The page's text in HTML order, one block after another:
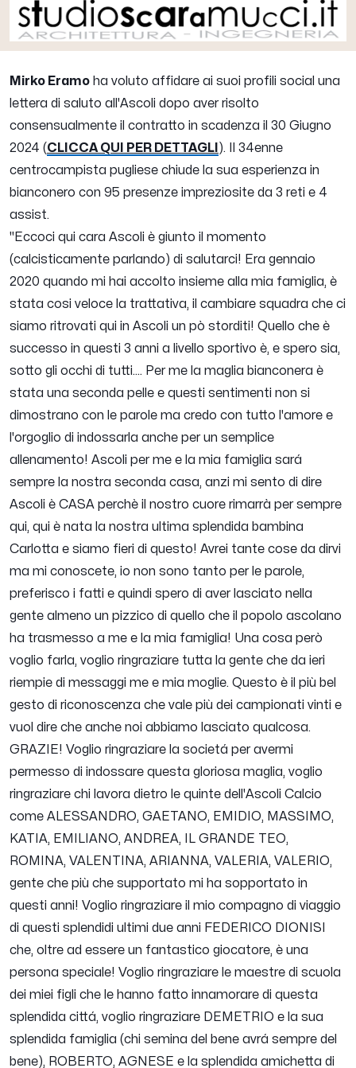
Mirko Eramo ha voluto affidare ai suoi profili social una
lettera di saluto all'Ascoli dopo aver risolto
consensualmente il contratto in scadenza il 30 Giugno
2024 (CLICCA QUI PER DETTAGLI ). Il 34enne
centrocampista pugliese chiude la sua esperienza in
bianconero con 95 presenze impreziosite da 3 reti e 4
assist.
" Eccoci qui cara Ascoli è giunto il momento
(calcisticamente parlando) di salutarci! Era gennaio
2020 quando mi hai accolto insieme alla mia famiglia, è
stata cosi veloce la trattativa, il cambiare squadra che ci
siamo ritrovati qui in Ascoli un pò storditi! Quello che è
successo in questi 3 anni a livello sportivo è, e spero sia,
sotto gli occhi di tutti.... Per me la maglia bianconera è
stata una seconda pelle e questi sentimenti non si
dimostrano con le parole ma credo con tutto l'amore e
l'orgoglio di indossarla anche per un semplice
allenamento! Ascoli per me e la mia famiglia sará
sempre la nostra seconda casa, anzi mi sento di dire
Ascoli è CASA perchè il nostro cuore rimarrà per sempre
qui, qui è nata la nostra ultima splendida bambina
Carlotta e siamo fieri di questo! Avrei tante cose da dirvi
ma mi conoscete, io non sono tanto per le parole,
preferisco i fatti e quindi spero di aver lasciato nella
gente almeno un pizzico di quello che il popolo ascolano
ha trasmesso a me e la mia famiglia! Una cosa però
voglio farla, voglio ringraziare tutta la gente che da ieri
riempie di messaggi me e mia moglie. Questo è il più bel
gesto di riconoscenza che vale più dei campionati vinti e
vuol dire che anche noi abbiamo lasciato qualcosa.
GRAZIE! Voglio ringraziare la societá per avermi
permesso di indossare questa gloriosa maglia, voglio
ringraziare chi lavora dietro le quinte dell'Ascoli Calcio
come ALESSANDRO, GAETANO, EMIDIO, MASSIMO,
KATIA, EMILIANO, ANDREA, IL GRANDE TEO,
ROMINA, VALENTINA, ARIANNA, VALERIA, VALERIO,
gente che più che supportato mi ha sopportato in
questi anni! Voglio ringraziare il mio compagno di viaggio
di questi splendidi ultimi due anni FEDERICO DIONISI
che, oltre ad essere un fantastico giocatore, è una
persona speciale! Voglio ringraziare le maestre di scuola
dei miei figli che le hanno fatto innamorare di questa
splendida cittá, voglio ringraziare DEMETRIO e la sua
splendida famiglia (chi semina del bene avrá sempre del
bene), ROBERTO, AGNESE e la splendida amichetta di